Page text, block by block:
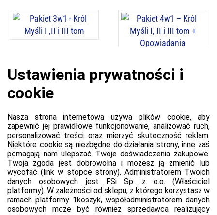
Pakiet 3w1 - Król Myśli I ,II i
III tom
Pakiet 4w1 – Król Myśli I, II i
Platforma
Informacje o platformie
Regulamin dla kupujących
Polityka prywatności platformy
Zgłoś błąd lub naruszenie
Ustawienia cookie